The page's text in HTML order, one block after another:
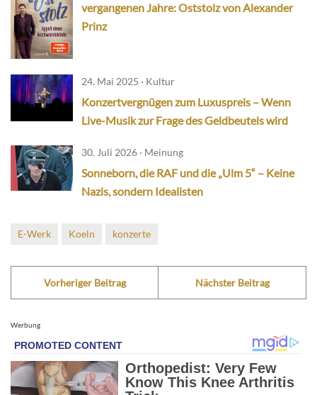
vergangenen Jahre: Oststolz von Alexander
Prinz
24. Mai 2025 · Kultur
Konzertvergnügen zum Luxuspreis – Wenn
Live-Musik zur Frage des Geldbeutels wird
30. Juli 2026 · Meinung
Sonneborn, die RAF und die „Ulm 5“ – Keine
Nazis, sondern Idealisten
E-Werk Koeln konzerte
Vorheriger Beitrag Nächster Beitrag
Werbung